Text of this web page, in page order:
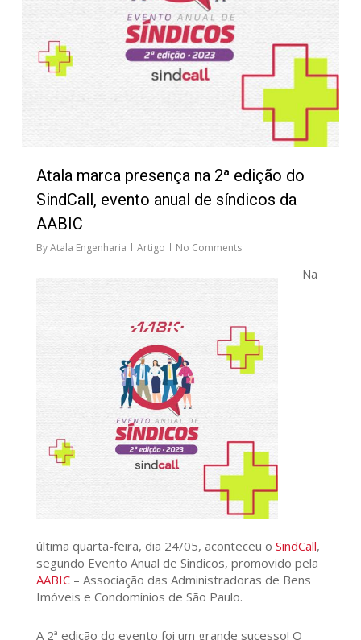
Atala marca presença na 2ª edição do
SindCall, evento anual de síndicos da
AABIC
ByAtala Engenharia Artigo No Comments
Na
última quarta-feira, dia 24/05, aconteceu o SindCall,
segundo Evento Anual de Síndicos, promovido pela
AABIC– Associação das Administradoras de Bens
Imóveis e Condomínios de São Paulo.
A 2ª edição do evento foi um grande sucesso! O